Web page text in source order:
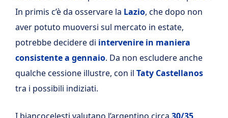
In primis c’è da osservare la Lazio, che dopo non
aver potuto muoversi sul mercato in estate,
potrebbe decidere di intervenire in maniera
consistente a gennaio. Da non escludere anche
qualche cessione illustre, con il Taty Castellanos
tra i possibili indiziati.